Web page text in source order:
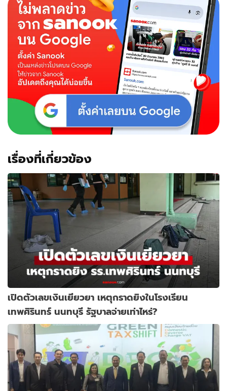
เรื่องที่เกี่ยวข้อง
เปิดตัวเลขเงินเยียวยา เหตุกราดยิงในโรงเรียน
เทพศิรินทร์ นนทบุรี รัฐบาลจ่ายเท่าไหร่?